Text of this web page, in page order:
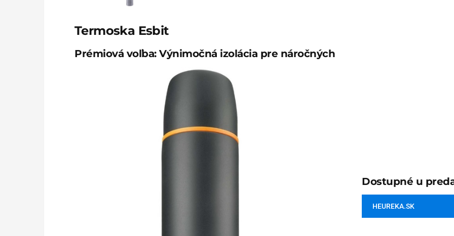
Termoska Esbit
Prémiová voľba: Výnimočná izolácia pre náročných
Dostupné u
HEUREKA.SK